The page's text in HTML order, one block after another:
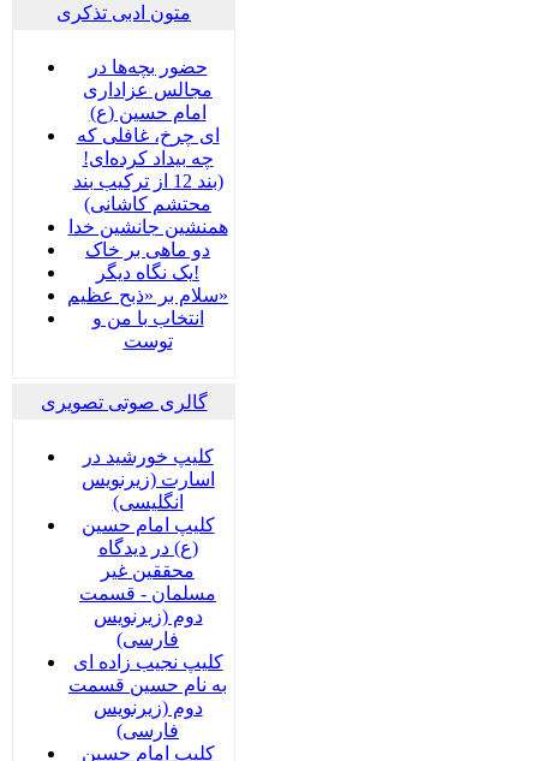
متون ادبی تذکری
حضور بچه‌‌‌ها در
مجالس عزاداری
امام حسین (ع)
ای چرخ، غافلی که
چه بیداد کرده‌ای!
(بند 12 از ترکیب بند
محتشم کاشانی)
همنشین جانشین خدا
دو ماهی بر خاک
یک نگاه دیگر!
سلام بر «ذبح عظیم»
انتخاب با من و
توست
گالری صوتی تصویری
کلیپ خورشید در
اسارت (زیرنویس
انگلیسی)
کلیپ امام حسین
(ع) در دیدگاه
محققین غیر
مسلمان - قسمت
دوم (زیرنویس
فارسی)
کلیپ نجیب زاده ای
به نام حسین قسمت
دوم (زیرنویس
فارسی)
کلیپ امام حسین